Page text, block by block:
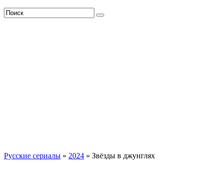
Русские сериалы » 2024 » Звёзды в джунглях